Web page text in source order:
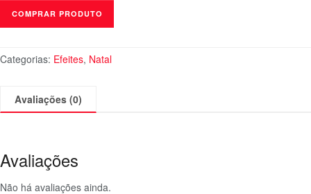
COMPRAR PRODUTO
Categorias: Efeites, Natal
Avaliações (0)
Avaliações
Não há avaliações ainda.